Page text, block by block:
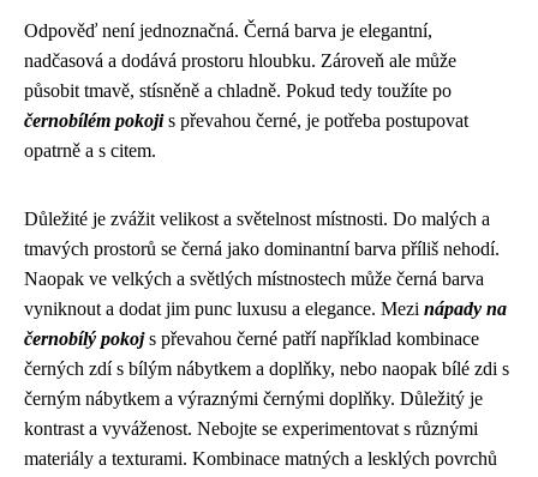
Odpověď není jednoznačná. Černá barva je elegantní,
nadčasová a dodává prostoru hloubku. Zároveň ale může
působit tmavě, stísněně a chladně. Pokud tedy toužíte po
černobílém pokojis převahou černé, je potřeba postupovat
opatrně a s citem.
Důležité je zvážit velikost a světelnost místnosti. Do malých a
tmavých prostorů se černá jako dominantní barva příliš nehodí.
Naopak ve velkých a světlých místnostech může černá barva
vyniknout a dodat jim punc luxusu a elegance. Mezi nápady na
černobílý pokojs převahou černé patří například kombinace
černých zdí s bílým nábytkem a doplňky, nebo naopak bílé zdi s
černým nábytkem a výraznými černými doplňky. Důležitý je
kontrast a vyváženost. Nebojte se experimentovat s různými
materiály a texturami. Kombinace matných a lesklých povrchů